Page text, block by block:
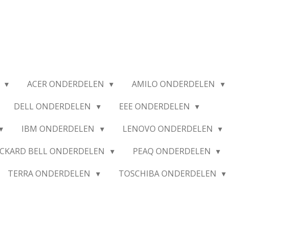
ACER ONDERDELEN
AMILO ONDERDELEN
DELL ONDERDELEN
EEE ONDERDELEN
IBM ONDERDELEN
LENOVO ONDERDELEN
BELL ONDERDELEN
PEAQ ONDERDELEN
TERRA ONDERDELEN TOSCHIBA ONDERDELEN